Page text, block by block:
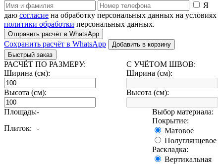
Я
даю согласие на обработку персональных данных на условиях
политики обработки персональных данных.
Отправить расчёт в WhatsApp
Сохранить расчёт в WhatsApp
Добавить в корзину
Быстрый заказ
РАСЧЁТ ПО РАЗМЕРУ:
Ширина (см):
Высота (см):
С УЧЁТОМ ШВОВ:
Ширина (см):
Высота (см):
Площадь:-
Плиток:
-
Выбор материала:
Покрытие:
Матовое
Полуглянцевое
Раскладка:
Вертикальная